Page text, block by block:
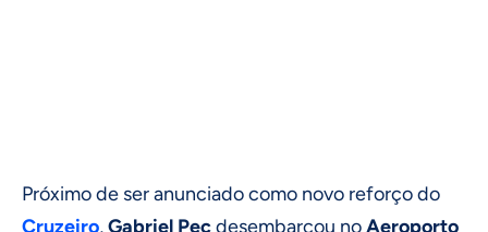
Próximo de ser anunciado como novo reforço do
Cruzeiro,Gabriel Pecdesembarcou noAeroporto